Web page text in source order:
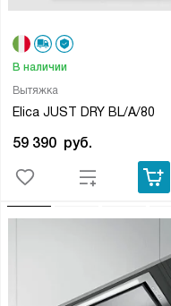
Вытяжка
Elica JUST DRY BL/A/80
В наличии
59 390 руб.